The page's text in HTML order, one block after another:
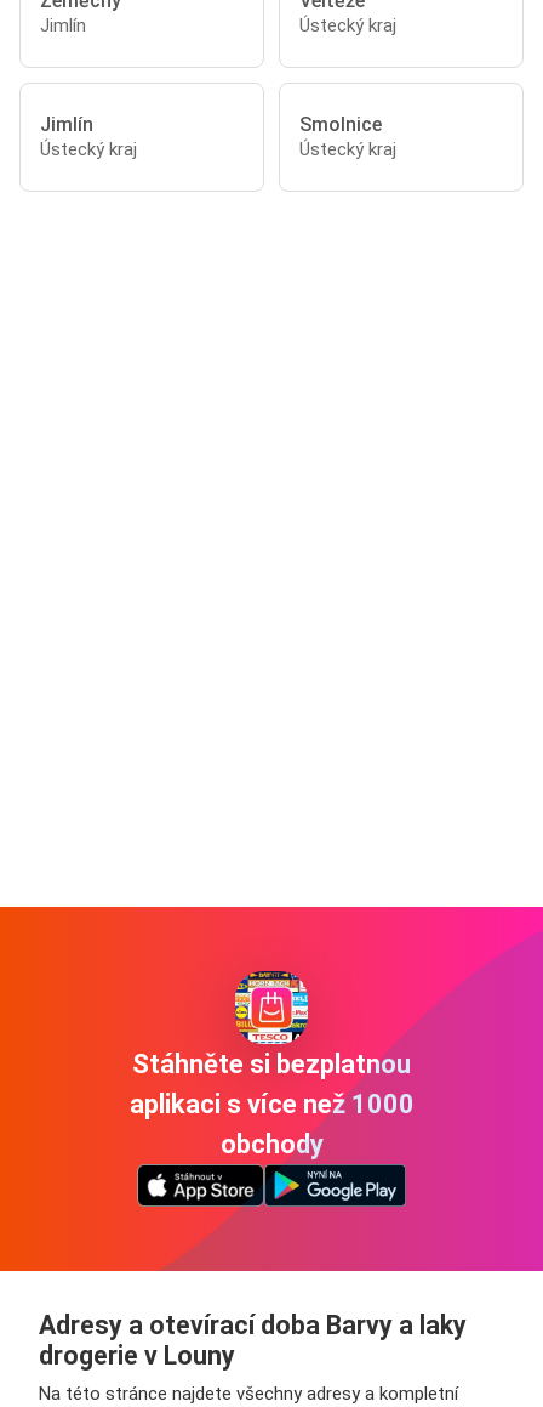
Jimlín Ústecký kraj
Jimlín
Ústecký kraj
Smolnice
Ústecký kraj
Stáhněte si bezplatnou
aplikaci s více než 1000
obchody
Adresy a otevírací doba Barvy a laky
drogerie v Louny
Na této stránce najdete všechny adresy a kompletní